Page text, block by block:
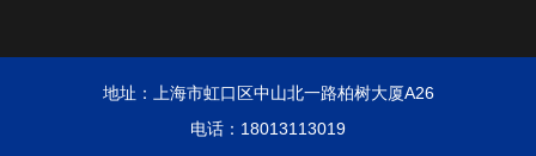
地址：上海市虹口区中山北一路柏树大厦A26
电话：18013113019